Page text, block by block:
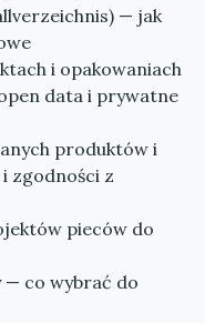
— jak
i opakowaniach
data i prywatne
produktów i
zgodności z
pieców do
— co wybrać do